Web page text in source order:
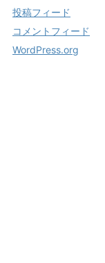
投稿フィード
コメントフィード
WordPress.org